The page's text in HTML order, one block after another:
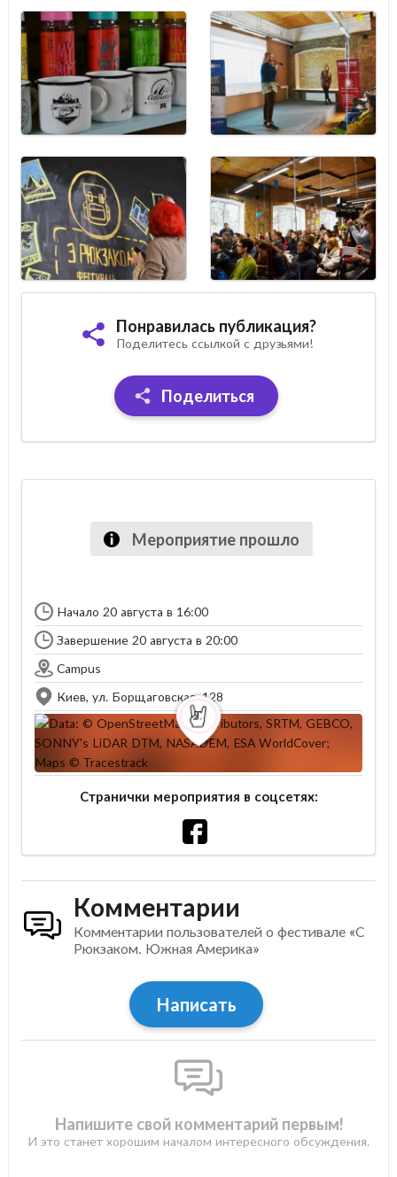
Понравилась публикация?
Поделитесь ссылкой с друзьями!
Поделиться
Мероприятие прошло
Начало 20 августа в 16:00
Завершение 20 августа в 20:00
Campus
Киев, ул. Борщаговская, 128
Странички мероприятия в соцсетях:
Комментарии
Комментарии пользователей о фестивале «С
Рюкзаком. Южная Америка»
Написать
Напишите свой комментарий первым!
И это станет хорошим началом интересного обсуждения.